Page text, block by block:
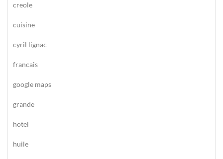
creole
cuisine
cyril lignac
francais
google maps
grande
hotel
huile